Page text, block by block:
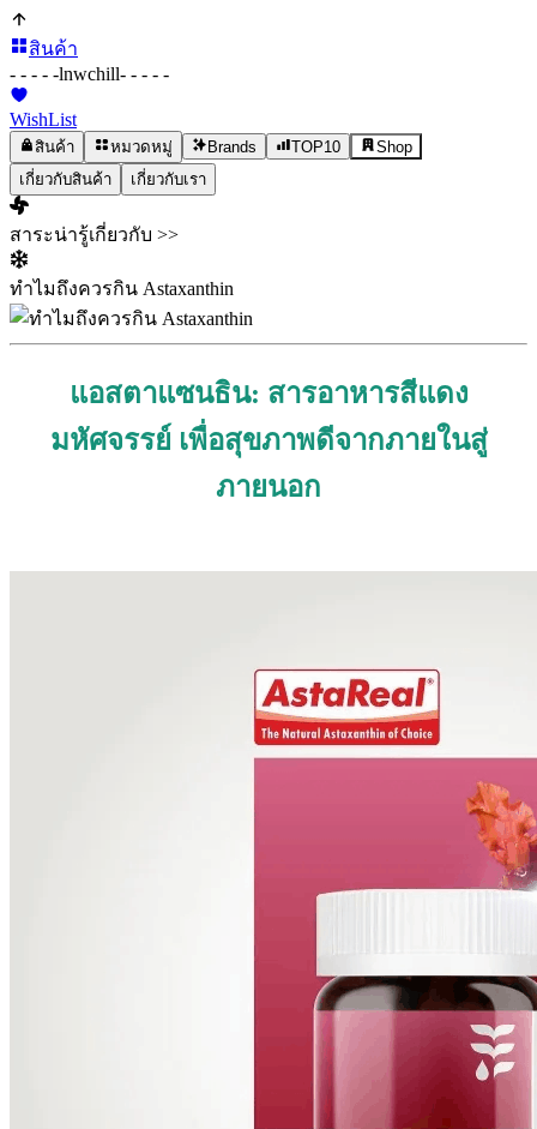
สินค้า
- - - - -lnwchill- - - - -
WishList
สินค้า หมวดหมู่ Brands TOP10
Shop
เกี่ยวกับสินค้า
เกี่ยวกับเรา
สาระน่ารู้เกี่ยวกับ >>
ทำไมถึงควรกิน Astaxanthin
แอสตาแซนธิน: สารอาหารสีแดง
มหัศจรรย์ เพื่อสุขภาพดีจากภายในสู่
ภายนอก